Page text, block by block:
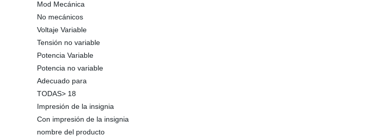
Mod Mecánica
No mecánicos
Voltaje Variable
Tensión no variable
Potencia Variable
Potencia no variable
Adecuado para
TODAS> 18
Impresión de la insignia
Con impresión de la insignia
nombre del producto